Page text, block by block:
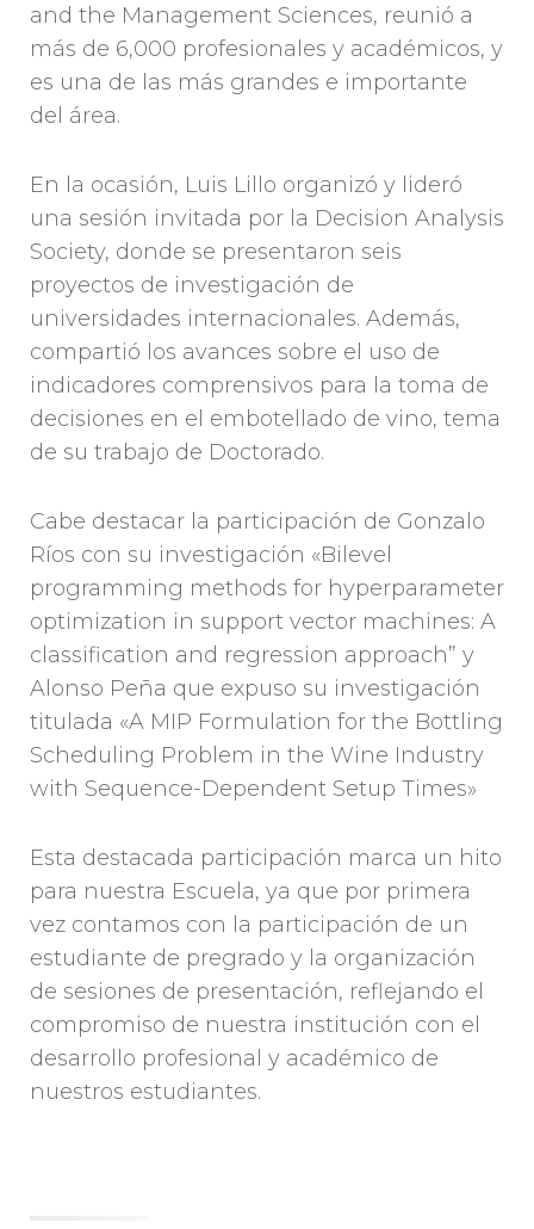
and the Management Sciences, reunió a
más de 6,000 profesionales y académicos, y
es una de las más grandes e importante
del área.
En la ocasión, Luis Lillo organizó y lideró
una sesión invitada por la Decision Analysis
Society, donde se presentaron seis
proyectos de investigación de
universidades internacionales. Además,
compartió los avances sobre el uso de
indicadores comprensivos para la toma de
decisiones en el embotellado de vino, tema
de su trabajo de Doctorado.
Cabe destacar la participación de Gonzalo
Ríos con su investigación «Bilevel
programming methods for hyperparameter
optimization in support vector machines: A
classification and regression approach” y
Alonso Peña que expuso su investigación
titulada «A MIP Formulation for the Bottling
Scheduling Problem in the Wine Industry
with Sequence-Dependent Setup Times»
Esta destacada participación marca un hito
para nuestra Escuela, ya que por primera
vez contamos con la participación de un
estudiante de pregrado y la organización
de sesiones de presentación, reflejando el
compromiso de nuestra institución con el
desarrollo profesional y académico de
nuestros estudiantes.